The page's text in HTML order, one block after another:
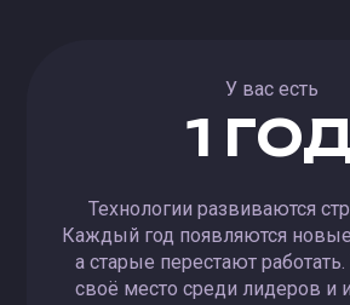
У вас есть
1
Технологии развиваются
Каждый год появляются
а старые перестают работать.
своё место среди лидеров и